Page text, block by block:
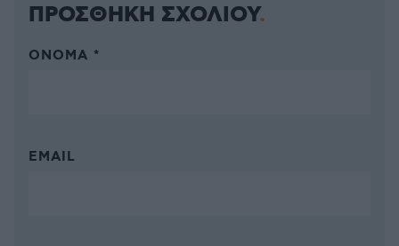
ΠΡΟΣΘΗΚΗ ΣΧΟΛΙΟΥ
ΌΝΟΜΑ *
EMAIL